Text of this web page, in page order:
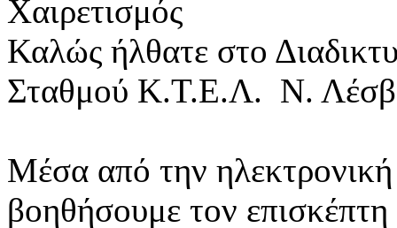
Χαιρετισμός
Καλώς ήλθατε στο
Σταθμού Κ.Τ.Ε.Λ. Ν.
Μέσα από την ηλεκτρονική
βοηθήσουμε τον